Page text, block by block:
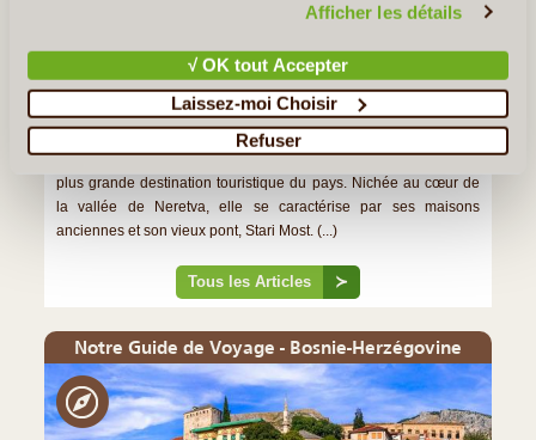
Afficher les détails
√ OK tout Accepter
Laissez-moi Choisir
Refuser
Stari Most, L'Histoire Tumultueuse du Pont de
Mostar
Deuxième ville de Bosnie-Herzégovine, Mostar est avant tout la
plus grande destination touristique du pays. Nichée au cœur de
la vallée de Neretva, elle se caractérise par ses maisons
anciennes et son vieux pont, Stari Most. (...)
Tous les Articles ≻
Notre Guide de Voyage - Bosnie-Herzégovine